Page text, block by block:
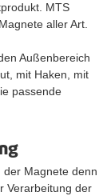
MTS
aller Art.
Außenbereich
mit Haken, mit
passende
der Magnete denn
Verarbeitung der